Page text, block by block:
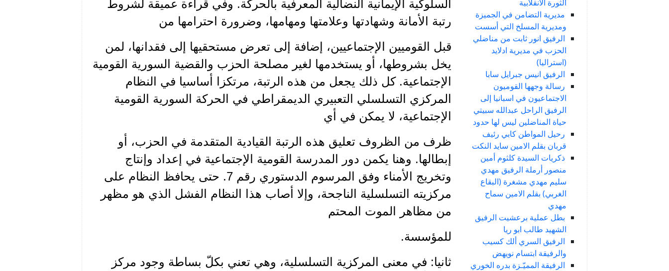
الثورة الانقلابية
مديرية التضامن في الجميزة
ومديرية المسلخ التي أسست
الرفيق انور ثابت من مناضلي
الحزب في مديرية ادلايد
(استراليا)
الرفيق انيس جبرايل سابا
رسالة وجهها القوميون
الاجتماعيون في اسبانيا إلى
الرفيق الراحل عبدالله سبيتي
حياة المناضلين ليس لها حدود
رحيل المواطن كابي رئيف
قربان بقلم الامين سايد النكت
ذكريات السيدة كلثوم أمين
منصور أرملة الرفيق مهدي
سليم مهدي مشغرة (البقاع
الغربي) بقلم الامين سماح
مهدي
بطل عملية برعشيت الرفيق
الشهيد طالب ابو ريا
الرفيق السري ألك كسيب
والرفيقة ابتسام نويهض
الرفيقة المميّـزة بدره الخوري
السلوكية الإيمانية النضالية المعرفية بالحركة. وفي قراءة عميقة لشروط
رتبة الأمانة وشهادتها وعلامتها ومهامها، وضرورة احترامها من
قبل القوميين الإجتماعيين، إضافة إلى تعرض مستحقيها إلى فقدانها، لمن
يخل بشروطها، أو يستخدمها لغير مصلحة الحزب والقضية السورية القومية
الإجتماعية. كل ذلك يجعل من هذه الرتبة، مرتكزا أساسيا في النظام
المركزي التسلسلي التعبيري الديمقراطي في الحركة السورية القومية
الإجتماعية، لا يمكن في أي
ظرف من الظروف تعليق هذه الرتبة القيادية المتقدمة في الحزب، أو
إبطالها. وهنا يكمن دور المدرسة القومية الإجتماعية في إعداد وإنتاج
وتخريج الأمناء وفق المرسوم الدستوري رقم 7. حتى يحافظ النظام على
مركزيته التسلسلية الناجحة، وإلا أصاب هذا النظام الفشل الذي هو مظهر
من مظاهر الموت المحتم
للمؤسسة.
ثانيا: في معنى المركزية التسلسلية، وهي تعني بكلّ بساطة وجود مركز